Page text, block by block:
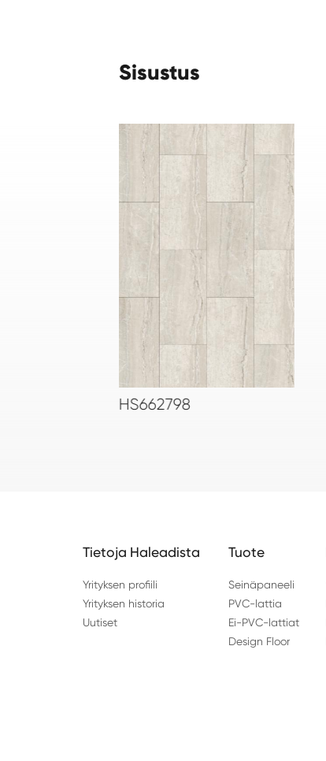
Sisustus
HS681798
Tietoja Haleadista
Yrityksen profiili
Yrityksen historia
Uutiset
Tuote
Seinäpaneeli
PVC-lattia
Ei-PVC-lattiat
Design Floor